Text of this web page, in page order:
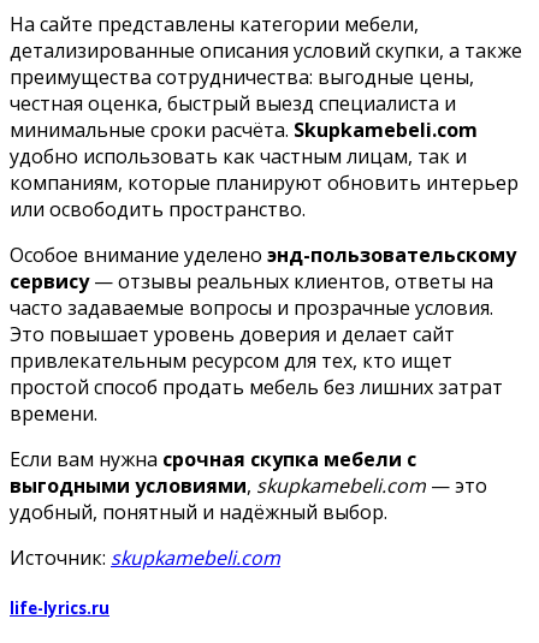
На сайте представлены категории мебели,
детализированные описания условий скупки, а также
преимущества сотрудничества: выгодные цены,
честная оценка, быстрый выезд специалиста и
минимальные сроки расчёта. Skupkamebeli.com
удобно использовать как частным лицам, так и
компаниям, которые планируют обновить интерьер
или освободить пространство.
Особое внимание уделено энд-пользовательскому
сервису— отзывы реальных клиентов, ответы на
часто задаваемые вопросы и прозрачные условия.
Это повышает уровень доверия и делает сайт
привлекательным ресурсом для тех, кто ищет
простой способ продать мебель без лишних затрат
времени.
Если вам нужна срочная скупка мебели с
выгодными условиями, skupkamebeli.com — это
удобный, понятный и надёжный выбор.
Источник: skupkamebeli.com
life-lyrics.ru